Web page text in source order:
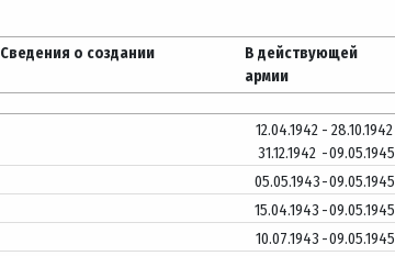
Сведения о создании
В действующей
армии
12.04.1942 - 28.10.1942
31.12.1942 -09.05.1945
05.05.1943-09.05.1945
15.04.1943 -09.05.1945
10.07.1943 -09.05.1945